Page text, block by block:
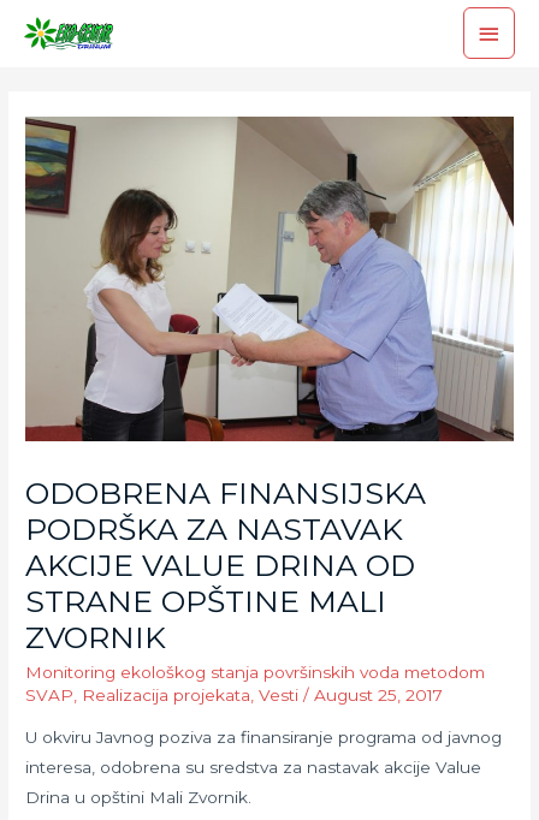
ODOBRENA FINANSIJSKA
PODRŠKA ZA NASTAVAK
AKCIJE VALUE DRINA OD
STRANE OPŠTINE MALI
ZVORNIK
Monitoring ekološkog stanja površinskih voda metodom
SVAP
Realizacija projekata ,Vesti /August 25, 2017
U okviru Javnog poziva za finansiranje programa od javnog
interesa, odobrena su sredstva za nastavak akcije Value
Drina u opštini Mali Zvornik.